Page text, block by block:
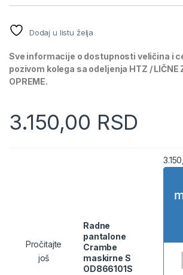
Dodaj u listu želja
Sve informacije o dostupnosti veličina i
pozivom kolega sa odeljenja HTZ / LIČNE
OPREME.
3.150,00 RSD
Pročitajte
još
Radne
pantalone
Crambe
maskirne S
OD866101S